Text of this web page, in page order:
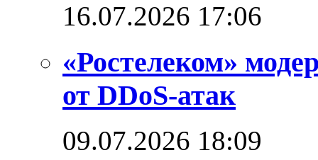
16.07.2026 17:06
«Ростелеком»
от DDoS-атак
09.07.2026 18:09